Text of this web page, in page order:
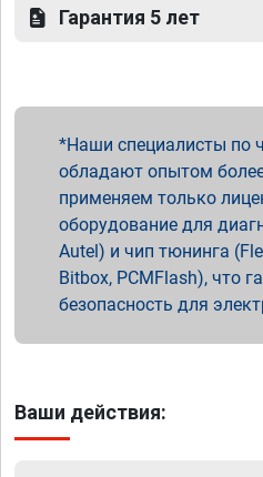
Гарантия 5 лет
Наши специалисты по
обладают опытом
применяем только
оборудование для
Autel) и чип тюнинга
Bitbox, PCMFlash), что
безопасность для
Ваши действия: